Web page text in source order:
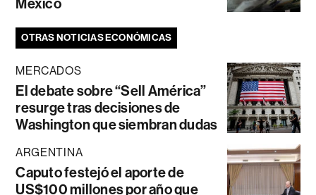
OTRAS NOTICIAS ECONÓMICAS
MERCADOS
El debate sobre “Sell América”
resurge tras decisiones de
Washington que siembran dudas
ARGENTINA
Caputo festejó el aporte de
US$100 millones por año que